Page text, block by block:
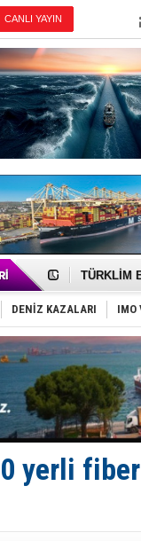
‘14.
Taksi
TÜRKLİM
Dünyanın
Keşfedildi:
D-Marin,
Van’da
ASEAN
TAYK -
İstanbul
DENİZ KAZALARI IMO
yerli